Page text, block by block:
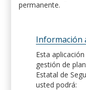
permanente.
Información
Esta
gestión de
Estatal de
usted podrá: